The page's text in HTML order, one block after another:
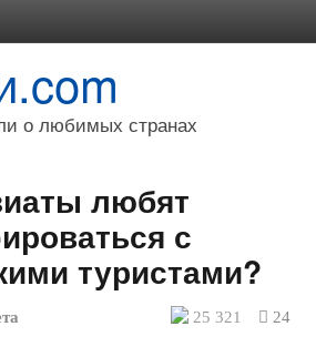
о любимых странах
любят
с
туристами?
25 321 24